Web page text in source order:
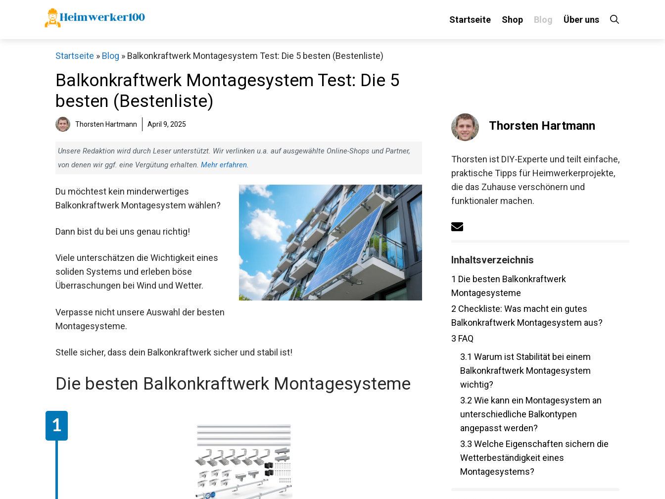
Startseite Shop Blog Über uns
Startseite » Blog » Balkonkraftwerk Montagesystem Test: Die 5 besten (Bestenliste)
Balkonkraftwerk Montagesystem Test: Die 5
besten (Bestenliste)
Thorsten Hartmann April 9, 2025
Unsere Redaktion wird durch Leser unterstützt. Wir verlinken u.a. auf ausgewählte Online-Shops und Partner,
von denen wir ggf. eine Vergütung erhalten. Mehr erfahren.
Du möchtest kein minderwertiges
Balkonkraftwerk Montagesystem wählen?
Dann bist du bei uns genau richtig!
Viele unterschätzen die Wichtigkeit eines
soliden Systems und erleben böse
Überraschungen bei Wind und Wetter.
Verpasse nicht unsere Auswahl der besten
Montagesysteme.
Stelle sicher, dass dein Balkonkraftwerk sicher und stabil ist!
Die besten Balkonkraftwerk Montagesysteme
Thorsten Hartmann
Thorsten ist DIY-Experte und teilt einfache,
praktische Tipps für Heimwerkerprojekte,
die das Zuhause verschönern und
funktionaler machen.
Inhaltsverzeichnis
1 Die besten Balkonkraftwerk
Montagesysteme
2 Checkliste: Was macht ein gutes
Balkonkraftwerk Montagesystem aus?
3 FAQ
3.1 Warum ist Stabilität bei einem
Balkonkraftwerk Montagesystem
wichtig?
3.2 Wie kann ein Montagesystem an
unterschiedliche Balkontypen
angepasst werden?
3.3 Welche Eigenschaften sichern die
Wetterbeständigkeit eines
Montagesystems?